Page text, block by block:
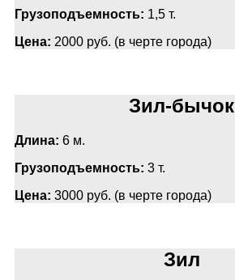
Грузоподъемность: 1,5 т.
Цена: 2000 руб. (в черте города)
Зил-бычок
Длина: 6 м.
Грузоподъемность: 3 т.
Цена: 3000 руб. (в черте города)
Зил